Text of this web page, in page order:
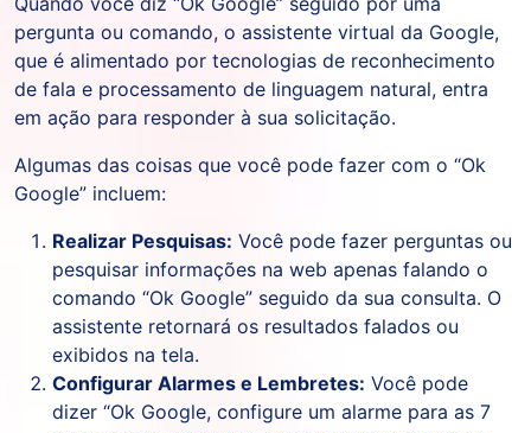
pergunta ou comando, o assistente virtual da Google,
que é alimentado por tecnologias de reconhecimento
de fala e processamento de linguagem natural, entra
em ação para responder à sua solicitação.
Algumas das coisas que você pode fazer com o “Ok
Google” incluem:
Realizar Pesquisas: Você pode fazer perguntas ou
pesquisar informações na web apenas falando o
comando “Ok Google” seguido da sua consulta. O
assistente retornará os resultados falados ou
exibidos na tela.
Configurar Alarmes e Lembretes: Você pode
dizer “Ok Google, configure um alarme para as 7